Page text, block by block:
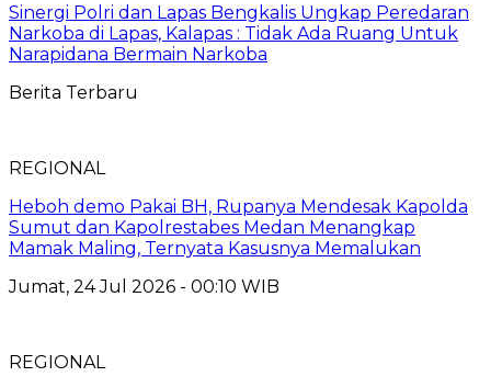
Sinergi Polri dan Lapas Bengkalis Ungkap Peredaran
Narkoba di Lapas, Kalapas : Tidak Ada Ruang Untuk
Narapidana Bermain Narkoba
Berita Terbaru
REGIONAL
Heboh demo Pakai BH, Rupanya Mendesak Kapolda
Sumut dan Kapolrestabes Medan Menangkap
Mamak Maling, Ternyata Kasusnya Memalukan
Jumat, 24 Jul 2026 - 00:10 WIB
REGIONAL